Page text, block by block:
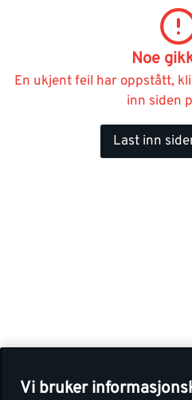
Noe
En ukjent feil har oppstått,
inn siden
Last inn
Vi bruker